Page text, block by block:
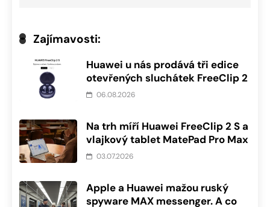
Zajímavosti:
Huawei u nás prodává tři edice
otevřených sluchátek FreeClip 2
06.08.2026
Na trh míří Huawei FreeClip 2 S a
vlajkový tablet MatePad Pro Max
03.07.2026
Apple a Huawei mažou ruský
spyware MAX messenger. A co